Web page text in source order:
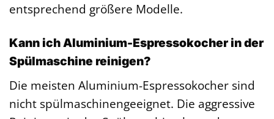
entsprechend größere Modelle.
Kann ich Aluminium-Espressokocher in der
Spülmaschine reinigen?
Die meisten Aluminium-Espressokocher sind
nicht spülmaschinengeeignet. Die aggressive